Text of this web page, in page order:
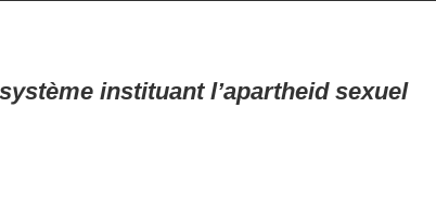
instituant l’apartheid sexuel